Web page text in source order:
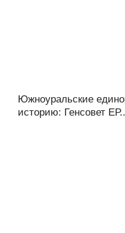
Южноуральские
историю: Генсовет